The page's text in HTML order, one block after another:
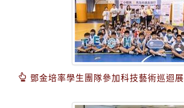
鄧金培率學生團隊參加科技藝術巡迴展